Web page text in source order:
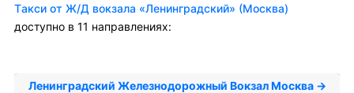
Tакси от Ж/Д вокзала «Ленинградский» (Москва)
доступно в 11 направлениях:
Ленинградский Железнодорожный Вокзал Москва →